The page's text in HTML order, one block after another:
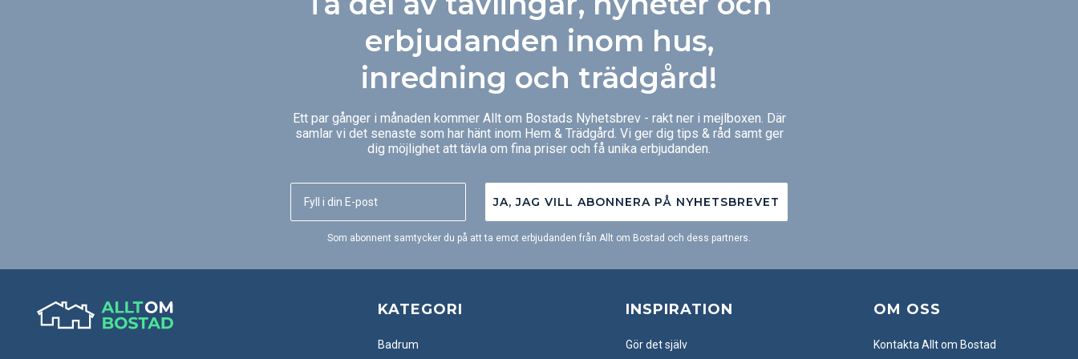
styra med mobilen.
erbjudanden inom hus,
inredning och trädgård!
Ett par gånger i månaden kommer Allt om Bostads Nyhetsbrev - rakt ner i mejlboxen. Där
samlar vi det senaste som har hänt inom Hem & Trädgård. Vi ger dig tips & råd samt ger
dig möjlighet att tävla om fina priser och få unika erbjudanden.
JA, JAG VILL ABONNERA PÅ NYHETSBREVET
Som abonnent samtycker du på att ta emot erbjudanden från Allt om Bostad och dess partners.
KATEGORI
Badrum
INSPIRATION
Gör det själv
OM OSS
Kontakta Allt om Bostad